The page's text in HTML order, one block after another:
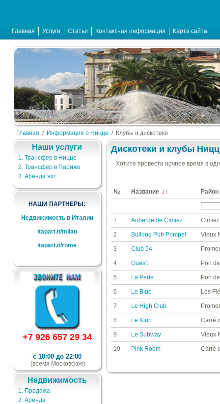
Главная Услуги Статьи Контактная информация Карта сайта
Главная / Информация о Ницце / Клубы и дискотеки
Наши услуги
1. Трансфер в Ницце
2. Трансфер в Париже
3. Аренда яхт
НАШИ ПАРТНЕРЫ:
Недвижимость в Италии
itapart.it/milan
itapart.it/rome
+7 926 657 29 34
с 10:00 до 22:00
(время Московское)
Недвижимость
1. Продажа
2. Аренда
Дискотеки и клубы
Хотите провести ночное время в
№ Название ↓ ↑ Район
1 Auberge de Cimiez Cimiez
2 Bulldog Pub Pompei Vieux
3 Club 54
4 Gues't Port
5 La Perle Port
6 Le Blue Les
7 Le High Club
8 Le Klub Carré
9 Le Subway Vieux
10 Pink Room Carré